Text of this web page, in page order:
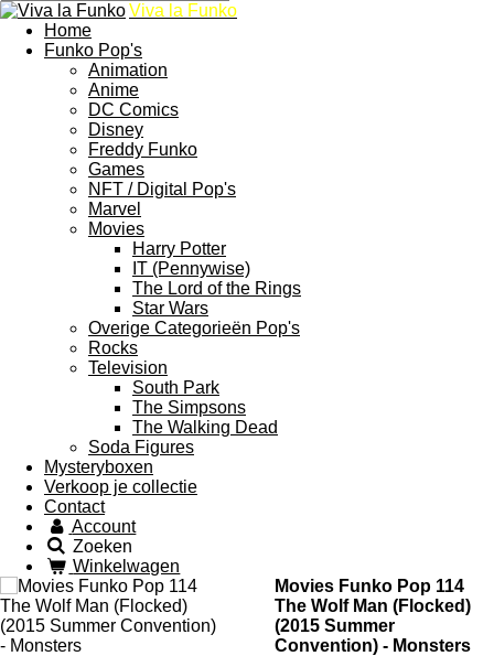
Viva la Funko
Home
Funko Pop's
Animation
Anime
DC Comics
Disney
Freddy Funko
Games
NFT / Digital Pop's
Marvel
Movies
Harry Potter
IT (Pennywise)
The Lord of the Rings
Star Wars
Overige Categorieën Pop's
Rocks
Television
South Park
The Simpsons
The Walking Dead
Soda Figures
Mysteryboxen
Verkoop je collectie
Contact
Account
Zoeken
Winkelwagen
Movies Funko Pop 114
The Wolf Man (Flocked)
(2015 Summer
Convention) - Monsters